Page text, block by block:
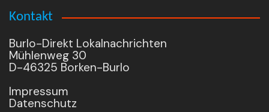
Kontakt
Burlo-Direkt Lokalnachrichten
Mühlenweg 30
D-46325 Borken-Burlo
Impressum
Datenschutz